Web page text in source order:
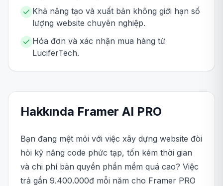
Khả năng tạo và xuất bản không giới hạn số
lượng website chuyên nghiệp.
Hóa đơn và xác nhận mua hàng từ
LuciferTech.
Hakkında Framer AI PRO
Bạn đang mệt mỏi với việc xây dựng website đòi
hỏi kỹ năng code phức tạp, tốn kém thời gian
và chi phí bản quyền phần mềm quá cao? Việc
trả gần 9.400.000đ mỗi năm cho Framer PRO